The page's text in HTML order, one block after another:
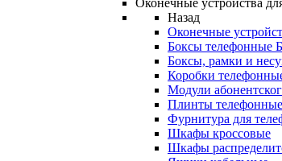
Оконечные устройства
Назад
Оконечные
Боксы
Боксы, рамки и
Коробки
Модули
Плинты телефонные
Фурнитура для
Шкафы кроссовые
Шкафы